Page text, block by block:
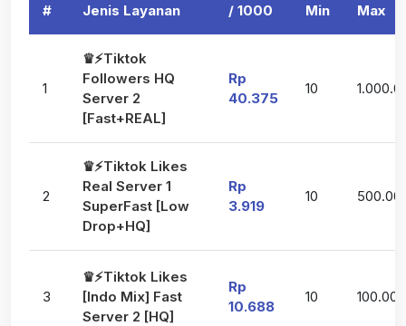
# Jenis Layanan
/ 1000
Min Max
1
♛⚡Tiktok
Followers HQ
Server 2
[Fast+REAL]
Rp
40.375
10
2
♛⚡Tiktok Likes
Real Server 1
SuperFast [Low
Drop+HQ]
Rp
3.919
10
3
♛⚡Tiktok Likes
[Indo Mix] Fast
Server 2 [HQ]
Rp
10.688
10 100.000